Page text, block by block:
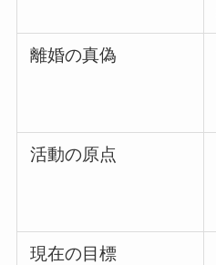
離婚の真偽
活動の原点
現在の目標